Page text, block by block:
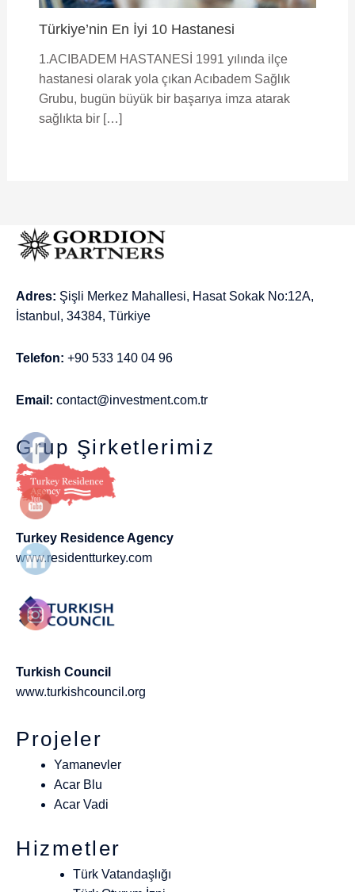
Türkiye’nin En İyi 10 Hastanesi
1.ACIBADEM HASTANESİ 1991 yılında ilçe
hastanesi olarak yola çıkan Acıbadem Sağlık
Grubu, bugün büyük bir başarıya imza atarak
sağlıkta bir […]
Adres: Şişli Merkez Mahallesi, Hasat Sokak No:12A,
İstanbul, 34384, Türkiye
Telefon: +90 533 140 04 96
Email: contact@investment.com.tr
Grup Şirketlerimiz
Turkey Residence Agency
www.residentturkey.com
Turkish Council
www.turkishcouncil.org
Projeler
Yamanevler
Acar Blu
Acar Vadi
Hizmetler
Türk Vatandaşlığı